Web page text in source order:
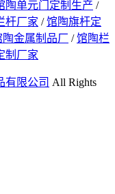
陶单元门定制生产 /
杆厂家 /馆陶旗杆定
陶金属制品厂 /馆陶栏
制厂家
有限公司 All Rights